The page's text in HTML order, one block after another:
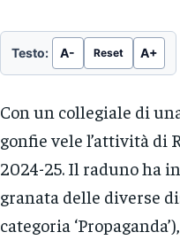
Testo: A- Reset A+
Con un collegiale di
gonfie vele l’attività di
2024-25. Il raduno ha
granata delle diverse
categoria